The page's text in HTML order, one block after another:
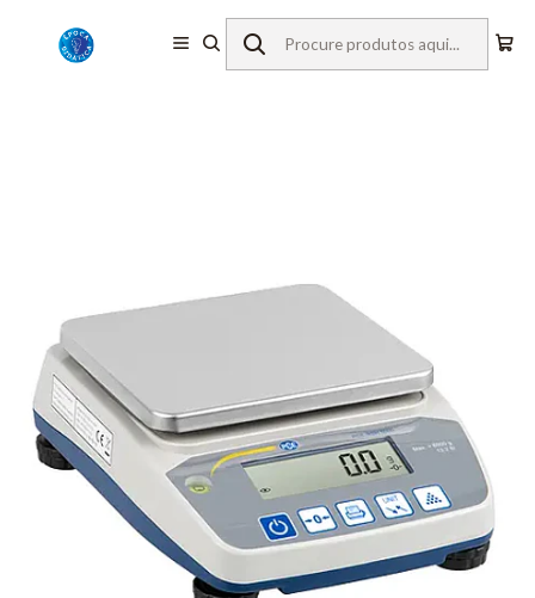
Equipamentos de Laboratório Balanças
Balanças Básica
PCE Instruments
Balança Básica PCE-BSH 6000